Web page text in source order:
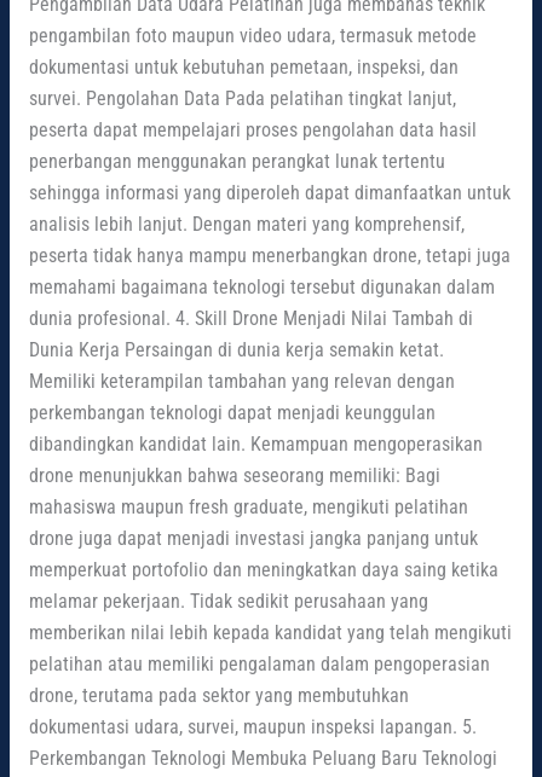
Pengambilan Data Udara Pelatihan juga membahas teknik
pengambilan foto maupun video udara, termasuk metode
dokumentasi untuk kebutuhan pemetaan, inspeksi, dan
survei. Pengolahan Data Pada pelatihan tingkat lanjut,
peserta dapat mempelajari proses pengolahan data hasil
penerbangan menggunakan perangkat lunak tertentu
sehingga informasi yang diperoleh dapat dimanfaatkan untuk
analisis lebih lanjut. Dengan materi yang komprehensif,
peserta tidak hanya mampu menerbangkan drone, tetapi juga
memahami bagaimana teknologi tersebut digunakan dalam
dunia profesional. 4. Skill Drone Menjadi Nilai Tambah di
Dunia Kerja Persaingan di dunia kerja semakin ketat.
Memiliki keterampilan tambahan yang relevan dengan
perkembangan teknologi dapat menjadi keunggulan
dibandingkan kandidat lain. Kemampuan mengoperasikan
drone menunjukkan bahwa seseorang memiliki: Bagi
mahasiswa maupun fresh graduate, mengikuti pelatihan
drone juga dapat menjadi investasi jangka panjang untuk
memperkuat portofolio dan meningkatkan daya saing ketika
melamar pekerjaan. Tidak sedikit perusahaan yang
memberikan nilai lebih kepada kandidat yang telah mengikuti
pelatihan atau memiliki pengalaman dalam pengoperasian
drone, terutama pada sektor yang membutuhkan
dokumentasi udara, survei, maupun inspeksi lapangan. 5.
Perkembangan Teknologi Membuka Peluang Baru Teknologi